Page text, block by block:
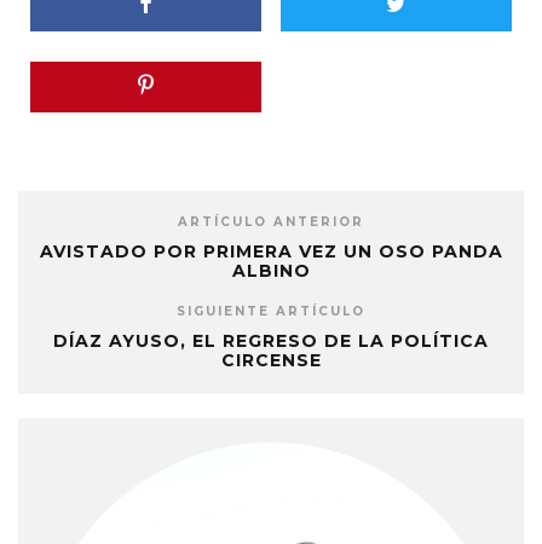
ARTÍCULO ANTERIOR
AVISTADO POR PRIMERA VEZ UN OSO PANDA
ALBINO
SIGUIENTE ARTÍCULO
DÍAZ AYUSO, EL REGRESO DE LA POLÍTICA
CIRCENSE